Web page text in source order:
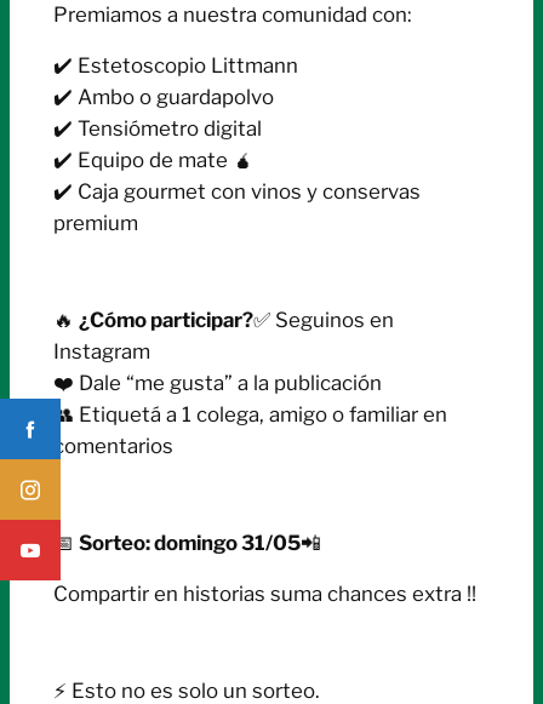
Premiamos a nuestra comunidad con:
✔️ Estetoscopio Littmann
✔️ Ambo o guardapolvo
✔️ Tensiómetro digital
✔️ Equipo de mate 🧉
✔️ Caja gourmet con vinos y conservas
premium
🔥 ¿Cómo participar?✅ Seguinos en
Instagram
❤️ Dale “me gusta” a la publicación
👥 Etiquetá a 1 colega, amigo o familiar en
comentarios
📅 Sorteo: domingo 31/05📲
Compartir en historias suma chances extra !!
⚡ Esto no es solo un sorteo.